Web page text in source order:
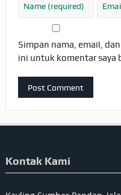
Simpan nama, email,
ini untuk komentar saya
Kontak Kami